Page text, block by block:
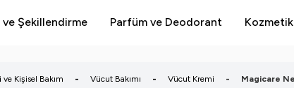
ve Şekillendirme Parfüm ve Deodorant Kozmetik
Kişisel Bakım - Vücut Bakımı - Vücut Kremi - Magicare